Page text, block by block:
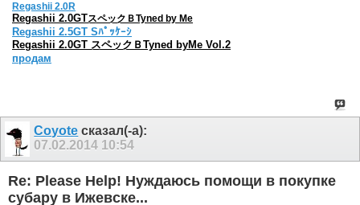
Regashii 2.0R
Regashii 2.0GTスペックＢTyned by Me
Regashii 2.5GT Sﾊﾟｯｹｰｼ
Regashii 2.0GT スペックＢTyned byMe Vol.2
продам
Coyote сказал(-а):
07.02.2014 10:54
Re: Please Help! Нуждаюсь помощи в покупке
субару в Ижевске...